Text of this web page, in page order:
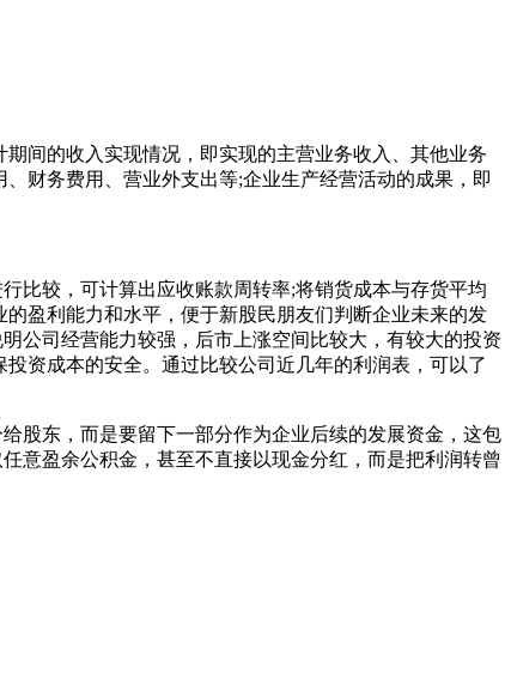
间的收入实现情况，即实现的主营业务收入、其他业务
财务费用、营业外支出等;企业生产经营活动的成果，即
比较，可计算出应收账款周转率;将销货成本与存货平均
盈利能力和水平，便于新股民朋友们判断企业未来的发
公司经营能力较强，后市上涨空间比较大，有较大的投资
资成本的安全。通过比较公司近几年的利润表，可以了
股东，而是要留下一部分作为企业后续的发展资金，这包
意盈余公积金，甚至不直接以现金分红，而是把利润转曾